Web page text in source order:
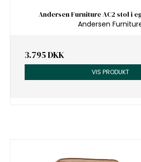
Andersen Furniture AC2 stol i
Andersen
3.795 DKK
VIS PRODUKT